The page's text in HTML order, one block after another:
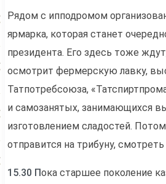
Рядом с ипподромом
ярмарка, которая станет
президента. Его здесь тоже
осмотрит фермерскую лавку,
Татпотребсоюза,
и самозанятых, занимающихся
изготовлением сладостей.
отправится на трибуну, смотреть
15.30 Пока старшее поколение